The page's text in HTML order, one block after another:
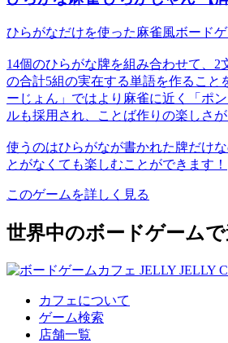
ひらがなだけを使った麻雀風ボードゲ
14個のひらがな牌を組み合わせて、2
の合計5組の実在する単語を作ること
ーじょん」ではより麻雀に近く「ポ
ルも採用され、ことば作りの楽しさ
使うのはひらがなが書かれた牌だけ
とがなくても楽しむことができます！
このゲームを詳しく見る
世界中のボードゲーム
カフェについて
ゲーム検索
店舗一覧